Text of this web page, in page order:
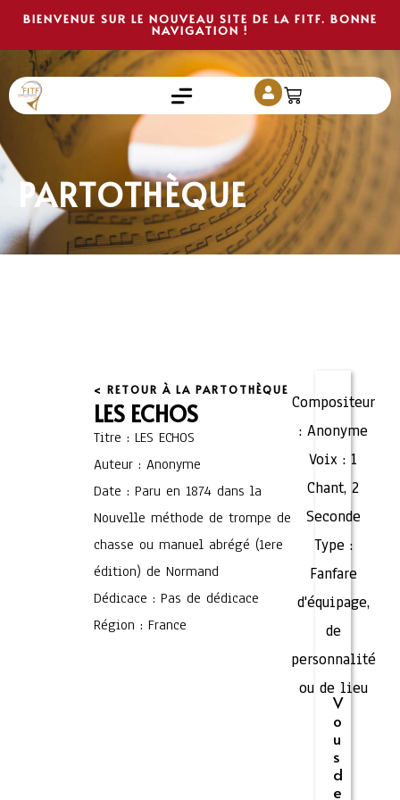
BIENVENUE SUR LE NOUVEAU SITE DE LA FITF. BONNE
NAVIGATION !
PARTOTHÈQUE
< RETOUR À LA PARTOTHÈQUE
LES ECHOS
Titre : LES ECHOS
Auteur : Anonyme
Date : Paru en 1874 dans la
Nouvelle méthode de trompe de
chasse ou manuel abrégé (1ere
édition) de Normand
Dédicace : Pas de dédicace
Région : France
Compositeur
: Anonyme
Voix : 1
Chant,2
Seconde
Type :
Fanfare
d'équipage,
de
personnalité
ou de lieu
V
o
u
s
d
e